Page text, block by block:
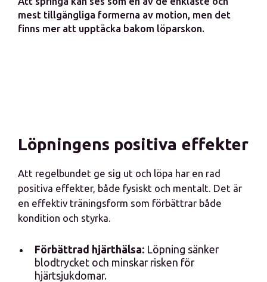
mest tillgängliga formerna av motion, men det
finns mer att upptäcka bakom löparskon.
Löpningens positiva effekter
Att regelbundet ge sig ut och löpa har en rad
positiva effekter, både fysiskt och mentalt. Det är
en effektiv träningsform som förbättrar både
kondition och styrka.
Förbättrad hjärthälsa: Löpning sänker
blodtrycket och minskar risken för
hjärtsjukdomar.